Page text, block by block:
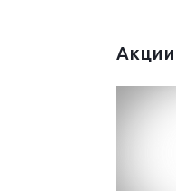
Акции